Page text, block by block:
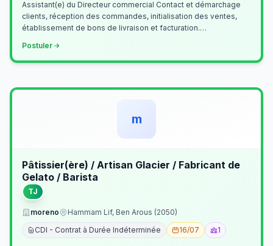
Assistant(e) du Directeur commercial Contact et démarchage
clients, réception des commandes, initialisation des ventes,
établissement de bons de livraison et facturation.
Postuler
m
Pâtissier(ère) / Artisan Glacier / Fabricant de
Gelato / Barista
TJ
moreno
Hammam Lif, Ben Arous (2050)
CDI - Contrat à Durée Indéterminée
16/07 1